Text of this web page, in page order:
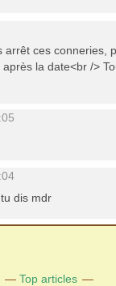
arrêt ces conneries,
la date<br />
dis mdr
Top articles